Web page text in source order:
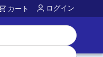
カート ログイン